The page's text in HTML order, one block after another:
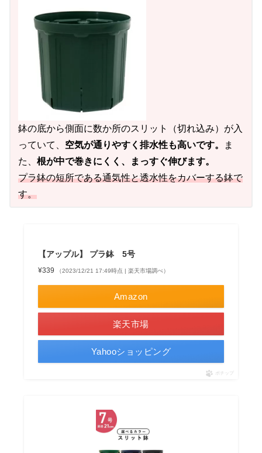
鉢の底から側面に数か所のスリット（切れ込み）が入
っていて、 空気が通りやすく排水性も高いです。
ま
た、 根が中で巻きにくく、まっすぐ伸びます。
プラ鉢の短所である通気性と透水性をカバーする鉢で
す。
【アップル】 プラ鉢 5号
¥339 （2023/12/21 17:49時点 | 楽天市場調べ）
Amazon
楽天市場
Yahooショッピング
ポチップ